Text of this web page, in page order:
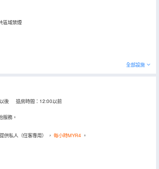
區域禁煙
全部設施
以後 退房時間：12:00以前
服務。
供私人（住客專用） ， 每小時MYR4 。